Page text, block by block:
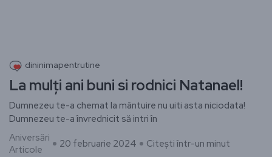
dininimapentrutine
La mulți ani buni si rodnici Natanael!
Dumnezeu te-a chemat la mântuire nu uiti asta niciodata!
Dumnezeu te-a învrednicit să intri în
Aniversări
Articole
20 februarie 2024 Citești într-un minut